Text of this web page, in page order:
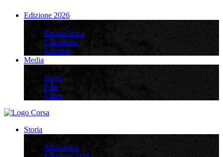
Edizione 2026
Recap Corsa
Classifiche
Squadre
Media
News
Foto
Video
Storia
Albo d’oro